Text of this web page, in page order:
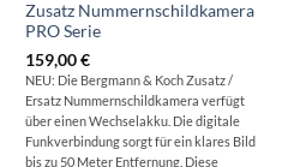
Zusatz Nummernschildkamera
PRO Serie
159,00€
NEU: Die Bergmann & Koch Zusatz /
Ersatz Nummernschildkamera verfügt
über einen Wechselakku. Die digitale
Funkverbindung sorgt für ein klares Bild
bis zu 50 Meter Entfernung. Diese